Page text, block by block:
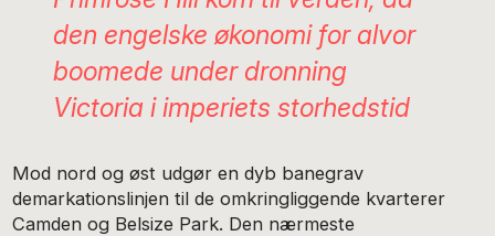
den engelske økonomi for alvor
boomede under dronning
Victoria i imperiets storhedstid
Mod nord og øst udgør en dyb banegrav
demarkationslinjen til de omkringliggende kvarterer
Camden og Belsize Park. Den nærmeste